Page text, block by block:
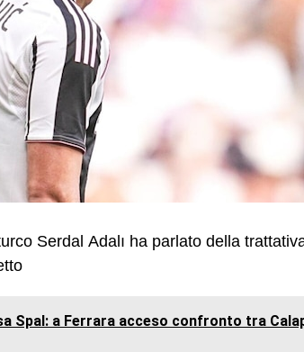
Serdal Adalı ha parlato della
Spal: a Ferrara acceso confronto tra